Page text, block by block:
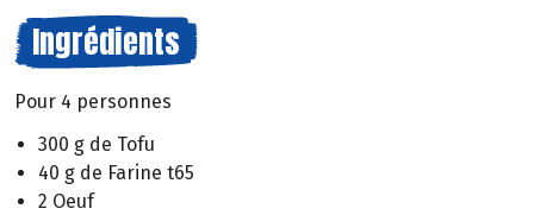
Ingrédients
Pour 4 personnes
300 g de Tofu
40 g de Farine t65
2 Oeuf